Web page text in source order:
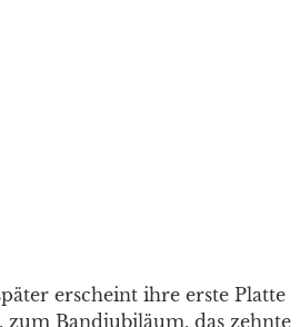
erscheint ihre erste Platte
zum Bandjubiläum, das zehnte